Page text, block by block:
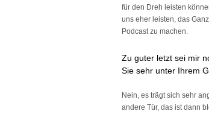
für den Dreh leisten
uns eher leisten, das
Podcast zu machen.
Zu guter letzt sei mir
Sie sehr unter Ihrem
Nein, es trägt sich sehr
andere Tür, das ist dann